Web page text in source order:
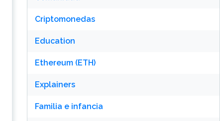
Criptomonedas
Education
Ethereum (ETH)
Explainers
Familia e infancia